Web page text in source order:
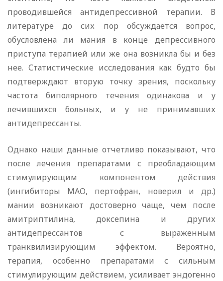
проводившейся антидепрессивной терапии. В
литературе до сих пор обсуждается вопрос,
обусловлена ли мания в конце депрессивного
приступа терапией или же она возникла бы и без
нее. Статистические исследования как будто бы
подтверждают вторую точку зрения, поскольку
частота биполярного течения одинакова и у
лечившихся больных, и у не принимавших
антидепрессанты.
Однако наши данные отчетливо показывают, что
после лечения препаратами с преобладающим
стимулирующим компонентом действия
(ингибиторы МАО, пертофран, новерил и др.)
мании возникают достоверно чаще, чем после
амитриптилина, доксепина и других
антидепрессантов с выраженным
транквилизирующим эффектом. Вероятно,
терапия, особенно препаратами с сильным
стимулирующим действием, усиливает эндогенно